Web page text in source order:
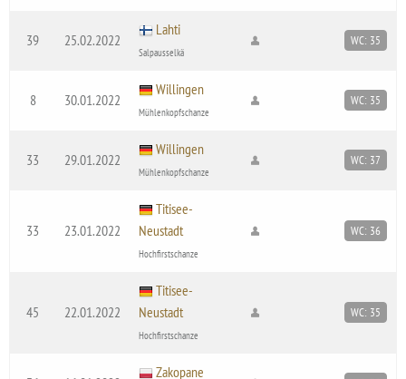
39 25.02.2022
Lahti
Salpausselkä
WC: 35
8 30.01.2022
Willingen
Mühlenkopfschanze
WC: 35
33 29.01.2022
Willingen
Mühlenkopfschanze
WC: 37
33 23.01.2022
Titisee-
Neustadt
Hochfirstschanze
WC: 36
45 22.01.2022
Titisee-
Neustadt
Hochfirstschanze
WC: 35
Zakopane